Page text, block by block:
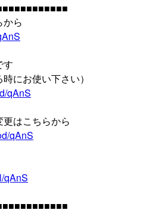
ら
す
にお使い下さい）
qAnS
はこちらから
qAnS
qAnS